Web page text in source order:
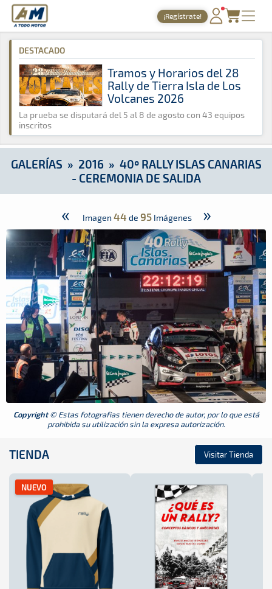
A Todo Motor · Revista del motor desde 1999
¡Regístrate!
PORTADA
TIEMPOS ONLINE
NOTICIAS
AGENDA
GALERÍAS
TIENDA
ARCHIVO
A Todo Motor » Galerías » 2016 » 40º Rally Islas Canarias -
DESTACADO
Tramos y Horarios del 28
Rally de Tierra Isla de Los
Volcanes 2026
La prueba se disputará del 5 al 8 de agosto con 43 equipos
inscritos
GALERÍAS » 2016» 40º RALLY ISLAS CANARIAS
- CEREMONIA DE SALIDA
« Imagen 44 de 95Imágenes »
Copyright© Estas fotografias tienen derecho de autor, por lo que está
prohibida su utilización sin la expresa autorización.
TIENDA Visitar Tienda
NUEVO